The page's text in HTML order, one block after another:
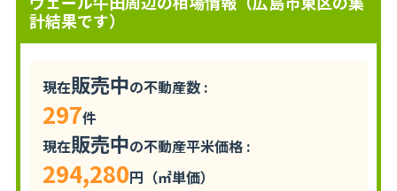
計結果です）
現在販売中の不動産数 :
297件
現在販売中の不動産平米価格 :
294,280円（㎡単価）